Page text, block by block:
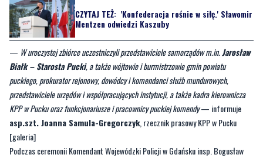
CZYTAJ TEŻ: 'Konfederacja rośnie w siłę.' Sławomir
Mentzen odwiedzi Kaszuby
— W uroczystej zbiórce uczestniczyli przedstawiciele samorządów m.in.Jarosław
Białk – Starosta Pucki, a także wójtowie i burmistrzowie gmin powiatu
puckiego, prokurator rejonowy, dowódcy i komendanci służb mundurowych,
przedstawiciele urzędów i współpracujących instytucji, a także kadra kierownicza
KPP w Pucku oraz funkcjonariusze i pracownicy puckiej komendy— informuje
asp.szt. Joanna Samula-Gregorczyk, rzecznik prasowy KPP w Pucku
[galeria]
Podczas ceremonii Komendant Wojewódzki Policji w Gdańsku insp. Bogusław